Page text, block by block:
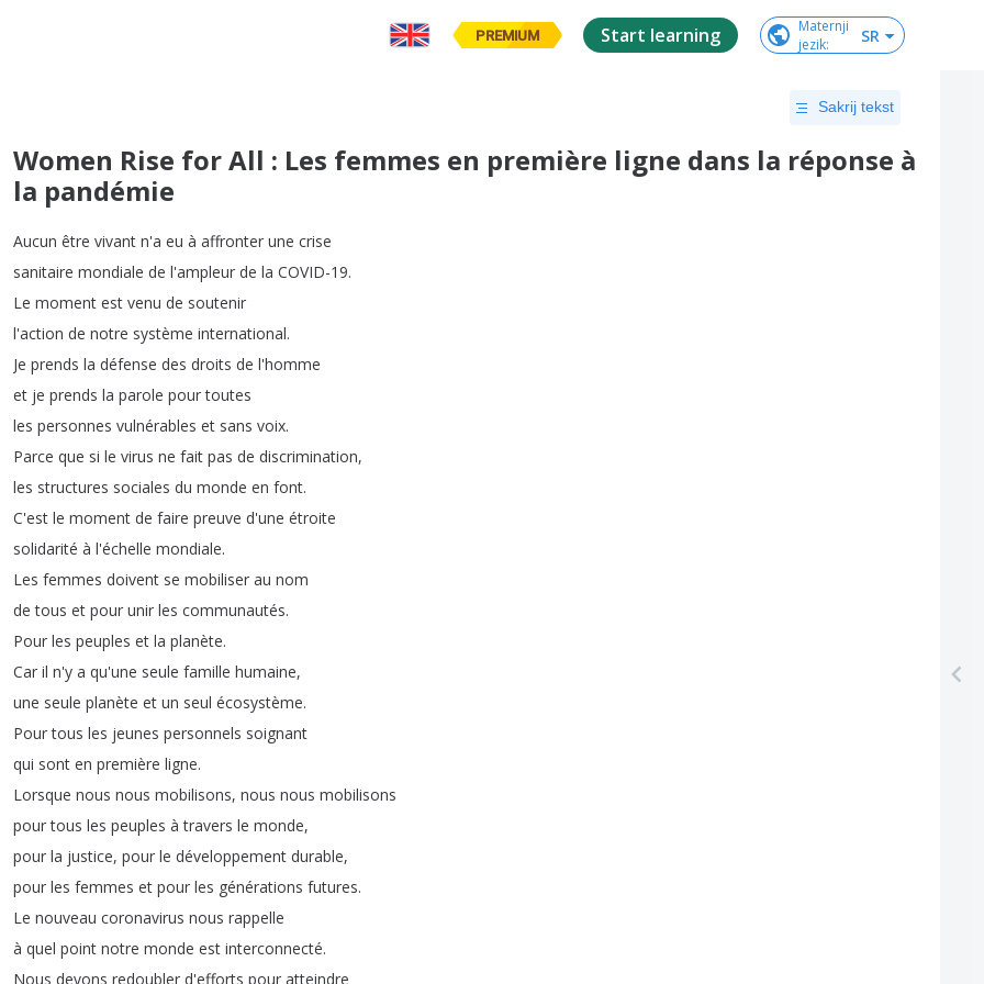
PREMIUM Start learning
Maternji
jezik: SR
Sakrij tekst
Women Rise for All : Les femmes en première ligne dans la réponse à
la pandémie
Aucun être vivant n'a eu à affronter une crise
sanitaire mondiale de l'ampleur de la COVID-19.
Le moment est venu de soutenir
l'action de notre système international.
Je prends la défense des droits de l'homme
et je prends la parole pour toutes
les personnes vulnérables et sans voix.
Parce que si le virus ne fait pas de discrimination,
les structures sociales du monde en font.
C'est le moment de faire preuve d'une étroite
solidarité à l'échelle mondiale.
Les femmes doivent se mobiliser au nom
de tous et pour unir les communautés.
Pour les peuples et la planète.
Car il n'y a qu'une seule famille humaine,
une seule planète et un seul écosystème.
Pour tous les jeunes personnels soignant
qui sont en première ligne.
Lorsque nous nous mobilisons, nous nous mobilisons
pour tous les peuples à travers le monde,
pour la justice, pour le développement durable,
pour les femmes et pour les générations futures.
Le nouveau coronavirus nous rappelle
à quel point notre monde est interconnecté.
Nous devons redoubler d'efforts pour atteindre